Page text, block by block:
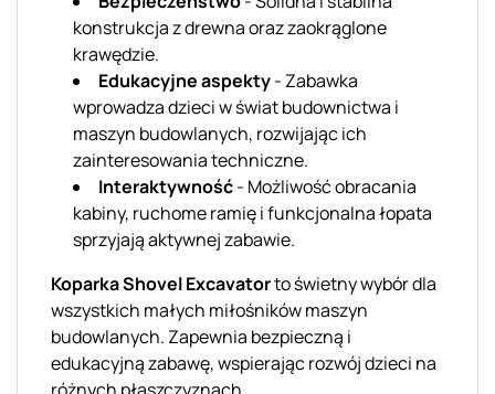
konstrukcja z drewna oraz zaokrąglone
krawędzie.
Edukacyjne aspekty- Zabawka
wprowadza dzieci w świat budownictwa i
maszyn budowlanych, rozwijając ich
zainteresowania techniczne.
Interaktywność- Możliwość obracania
kabiny, ruchome ramię i funkcjonalna łopata
sprzyjają aktywnej zabawie.
Koparka Shovel Excavatorto świetny wybór dla
wszystkich małych miłośników maszyn
budowlanych. Zapewnia bezpieczną i
edukacyjną zabawę, wspierając rozwój dzieci na